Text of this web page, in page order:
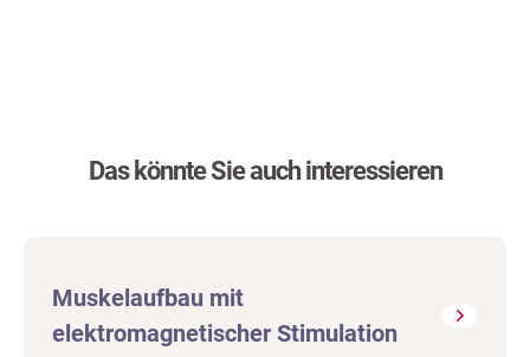
Das könnte Sie auch interessieren
Muskelaufbau mit
elektromagnetischer Stimulation